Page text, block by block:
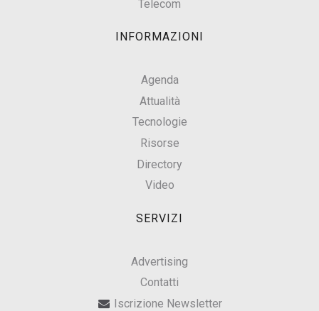
Telecom
INFORMAZIONI
Agenda
Attualità
Tecnologie
Risorse
Directory
Video
SERVIZI
Advertising
Contatti
Iscrizione Newsletter